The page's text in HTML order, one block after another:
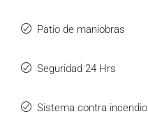
Patio de maniobras
Seguridad 24 Hrs
Sistema contra incendio